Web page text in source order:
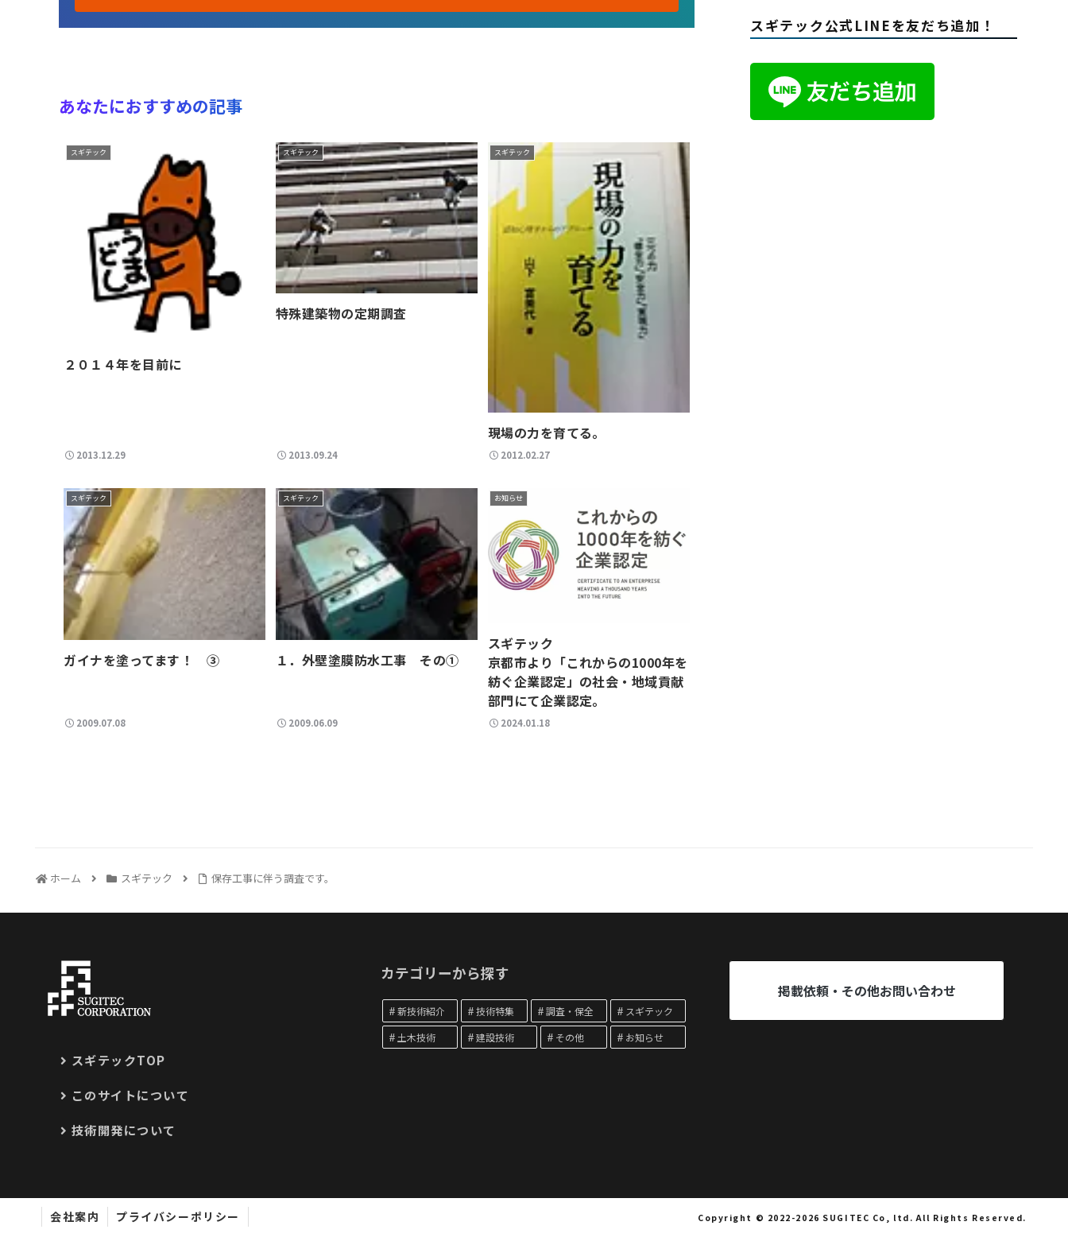
あなたにおすすめの記事
スギテック
２０１４年を目前に
2013.12.29
スギテック
特殊建築物の定期調査
2013.09.24
スギテック
現場の力を育てる。
2012.02.27
スギテック
ガイナを塗ってます！ ③
2009.07.08
スギテック
１．外壁塗膜防水工事 その①
2009.06.09
お知らせ
スギテック
京都市より「これからの1000年を
紡ぐ企業認定」の社会・地域貢献
部門にて企業認定。
2024.01.18
スギテック公式LINEを友だち追加！
ホーム スギテック 保存工事に伴う調査です。
スギテックTOP
このサイトについて
技術開発について
カテゴリーから探す
新技術紹介 技術特集 調査・保全
スギテック
土木技術
建設技術 その他 お知らせ
掲載依頼・その他お問い合わせ
会社案内 プライバシーポリシー Copyright © 2022-2026 SUGITEC Co, ltd. All Rights Reserved.